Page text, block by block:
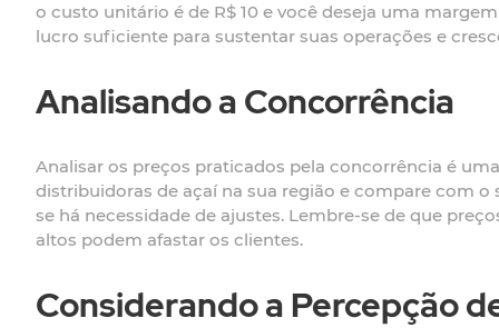
o custo unitário é de R$ 10 e você deseja uma
lucro suficiente para sustentar suas operações e
Analisando a Concorrência
Analisar os preços praticados pela concorrência é
distribuidoras de açaí na sua região e compare com
se há necessidade de ajustes. Lembre-se de que
altos podem afastar os clientes.
Considerando a Percepção